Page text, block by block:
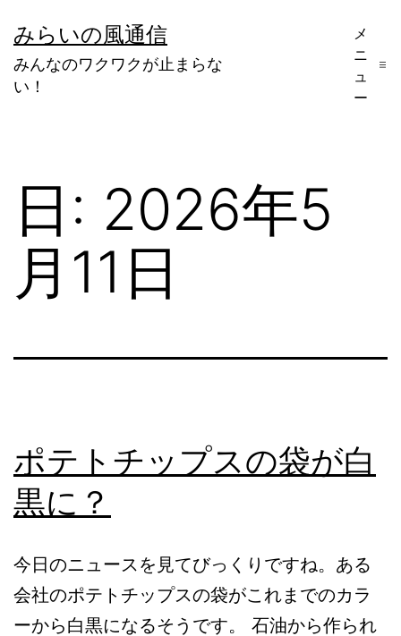
ン
テ
みらいの風通信
みんなのワクワクが止まらな
い！
メ
ニ
ュ
ー
日: 2026年5
月11日
ポテトチップスの袋が白
黒に？
今日のニュースを見てびっくりですね。ある
会社のポテトチップスの袋がこれまでのカラ
ーから白黒になるそうです。 石油から作られ